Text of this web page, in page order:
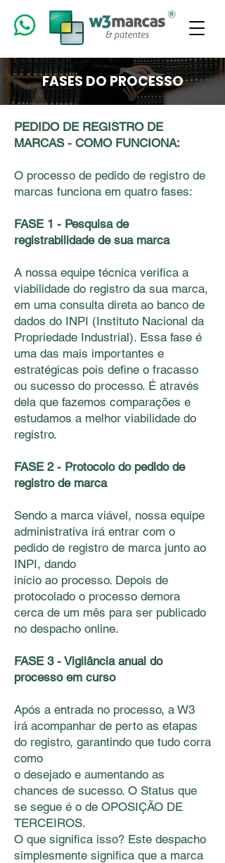
FASES DO PROCESSO
PEDIDO DE REGISTRO DE
MARCAS - COMO FUNCIONA:
O processo de pedido de registro de
marcas funciona em quatro fases:
FASE 1 - Pesquisa de
registrabilidade de sua marca
A nossa equipe técnica veriﬁca a
viabilidade do registro da sua marca,
em uma consulta direta ao banco de
dados do INPI (Instituto Nacional da
Propriedade Industrial). Essa fase é
uma das mais importantes e
estratégicas pois deﬁne o fracasso
ou sucesso do processo. É através
dela que fazemos comparações e
estudamos a melhor viabilidade do
registro.
FASE 2 - Protocolo do pedido de
registro de marca
Sendo a marca viável, nossa equipe
administrativa irá entrar com o
pedido de registro de marca junto ao
INPI, dando
início ao processo. Depois de
protocolado o processo demora
cerca de um mês para ser publicado
no despacho online.
FASE 3 - Vigilância anual do
processo em curso
Após a entrada no processo, a W3
irá acompanhar de perto as etapas
do registro, garantindo que tudo corra
como
o desejado e aumentando as
chances de sucesso. O Status que
se segue é o de OPOSIÇÃO DE
TERCEIROS.
O que signiﬁca isso? Este despacho
simplesmente signiﬁca que a marca